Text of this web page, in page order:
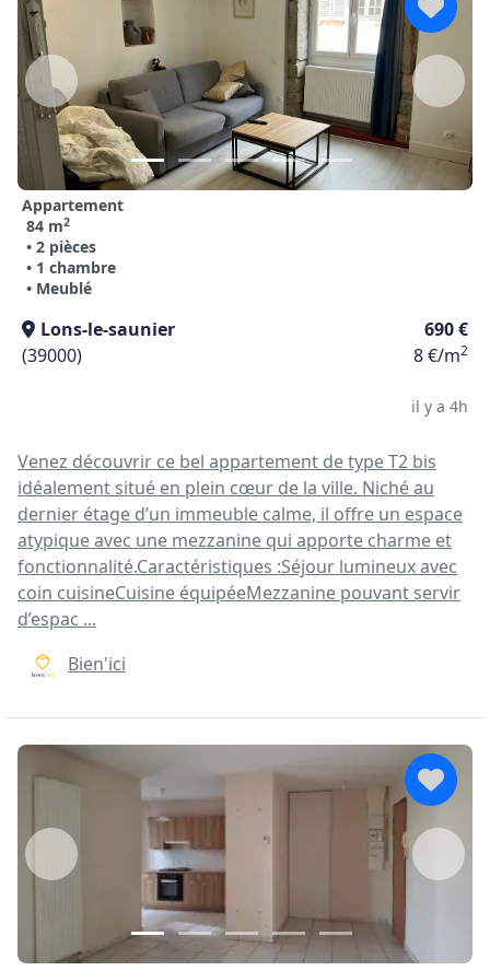
Appartement
84 m2
• 2 pièces
• 1 chambre
• Meublé
Lons-le-saunier
690 €
(39000)
8 €/m2
il y a 4h
Venez découvrir ce bel appartement de type T2 bis
idéalement situé en plein cœur de la ville. Niché au
dernier étage d’un immeuble calme, il offre un espace
atypique avec une mezzanine qui apporte charme et
fonctionnalité.Caractéristiques :Séjour lumineux avec
coin cuisineCuisine équipéeMezzanine pouvant servir
d’espac ...
Bien'ici